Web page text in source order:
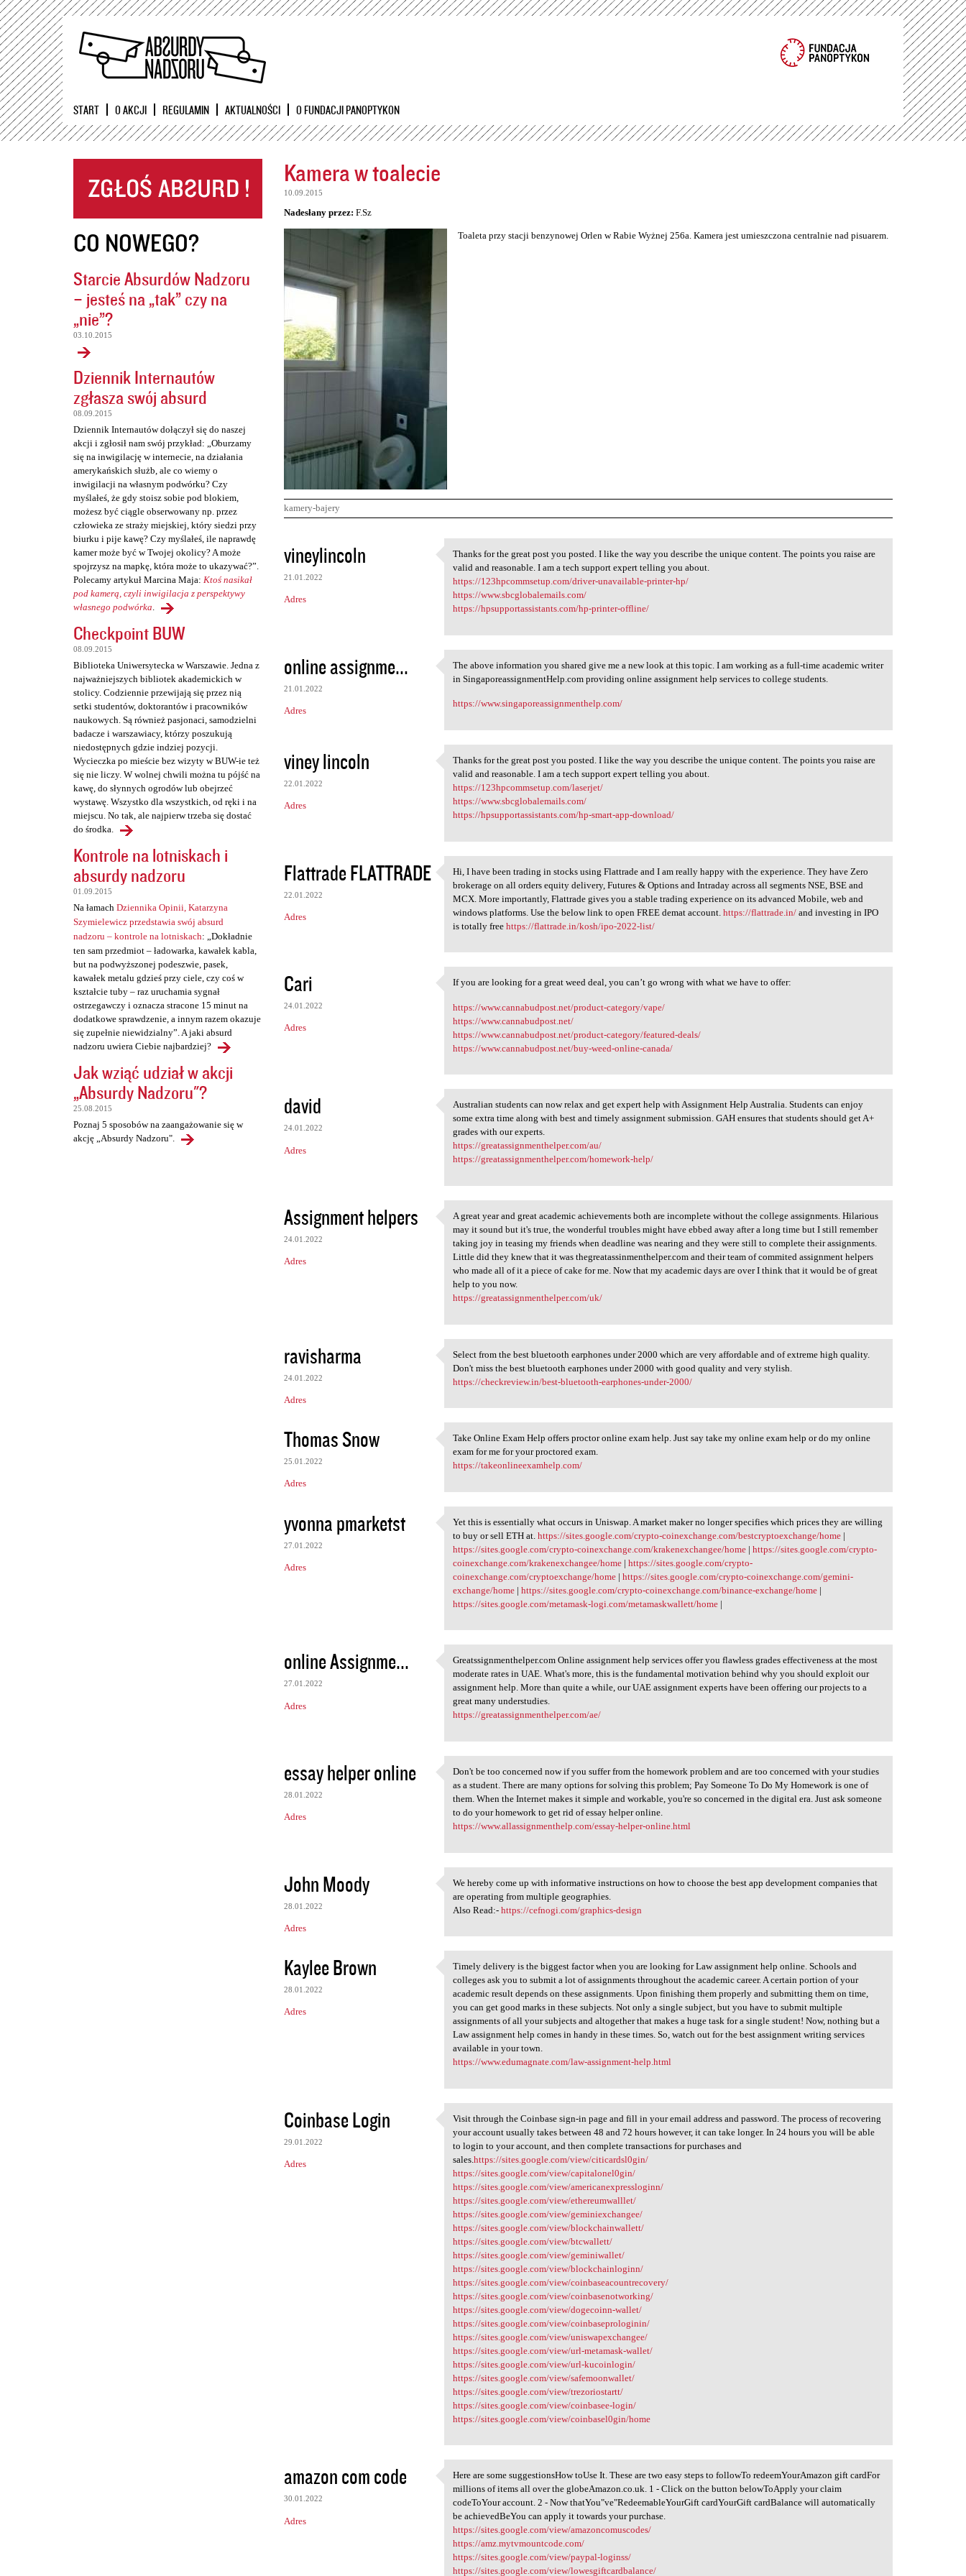
Przejdź
START O AKCJI REGULAMIN AKTUALNOŚCI O FUNDACJI PANOPTYKON
CO NOWEGO?
Starcie Absurdów Nadzoru
– jesteś na „tak” czy na
„nie”?
03.10.2015
Dziennik Internautów
zgłasza swój absurd
08.09.2015
Dziennik Internautów dołączył się do naszej
akcji i zgłosił nam swój przykład: „Oburzamy
się na inwigilację w internecie, na działania
amerykańskich służb, ale co wiemy o
inwigilacji na własnym podwórku? Czy
myślałeś, że gdy stoisz sobie pod blokiem,
możesz być ciągle obserwowany np. przez
człowieka ze straży miejskiej, który siedzi przy
biurku i pije kawę? Czy myślałeś, ile naprawdę
kamer może być w Twojej okolicy? A może
spojrzysz na mapkę, która może to ukazywać?”.
Polecamy artykuł Marcina Maja: Ktoś nasikał
pod kamerą, czyli inwigilacja z perspektywy
własnego podwórka.
Checkpoint BUW
08.09.2015
Biblioteka Uniwersytecka w Warszawie. Jedna z
najważniejszych bibliotek akademickich w
stolicy. Codziennie przewijają się przez nią
setki studentów, doktorantów i pracowników
naukowych. Są również pasjonaci, samodzielni
badacze i warszawiacy, którzy poszukują
niedostępnych gdzie indziej pozycji.
Wycieczka po mieście bez wizyty w BUW-ie też
się nie liczy. W wolnej chwili można tu pójść na
kawę, do słynnych ogrodów lub obejrzeć
wystawę. Wszystko dla wszystkich, od ręki i na
miejscu. No tak, ale najpierw trzeba się dostać
do środka.
Kontrole na lotniskach i
absurdy nadzoru
01.09.2015
Na łamach Dziennika Opinii, Katarzyna
Szymielewicz przedstawia swój absurd
nadzoru – kontrole na lotniskach: „Dokładnie
ten sam przedmiot – ładowarka, kawałek kabla,
but na podwyższonej podeszwie, pasek,
kawałek metalu gdzieś przy ciele, czy coś w
kształcie tuby – raz uruchamia sygnał
ostrzegawczy i oznacza stracone 15 minut na
dodatkowe sprawdzenie, a innym razem okazuje
się zupełnie niewidzialny”. A jaki absurd
nadzoru uwiera Ciebie najbardziej?
Jak wziąć udział w akcji
„Absurdy Nadzoru"?
25.08.2015
Poznaj 5 sposobów na zaangażowanie się w
akcję „Absurdy Nadzoru".
Kamera w toalecie
10.09.2015
Nadesłany przez: F.Sz
Toaleta przy stacji benzynowej Orlen w Rabie Wyżnej 256a. Kamera jest umieszczona centralnie nad pisuarem.
kamery-bajery
K
o
m
e
a
r
z
vineylincoln
21.01.2022
Adres
Thanks for the great post you
Thanks for the great post you posted. I like the way you describe the unique content. The points you raise are
valid and reasonable. I am a tech support expert telling you about.
https://123hpcommsetup.com/driver-unavailable-printer-hp/
https://www.sbcglobalemails.com/
https://hpsupportassistants.com/hp-printer-offline/
online assignme...
21.01.2022
Adres
The above information you
The above information you shared give me a new look at this topic. I am working as a full-time academic writer
in SingaporeassignmentHelp.com providing online assignment help services to college students.
https://www.singaporeassignmenthelp.com/
viney lincoln
22.01.2022
Adres
Thanks for the great post you
Thanks for the great post you posted. I like the way you describe the unique content. The points you raise are
valid and reasonable. I am a tech support expert telling you about.
https://123hpcommsetup.com/laserjet/
https://www.sbcglobalemails.com/
https://hpsupportassistants.com/hp-smart-app-download/
Flattrade FLATTRADE
22.01.2022
Adres
Hi, I have been trading in
Hi, I have been trading in stocks using Flattrade and I am really happy with the experience. They have Zero
brokerage on all orders equity delivery, Futures & Options and Intraday across all segments NSE, BSE and
MCX. More importantly, Flattrade gives you a stable trading experience on its advanced Mobile, web and
windows platforms. Use the below link to open FREE demat account.https://flattrade.in/ and investing in IPO
is totally freehttps://flattrade.in/kosh/ipo-2022-list/
Cari
24.01.2022
Adres
If you are looking for a
If you are looking for a great weed deal, you can’t go wrong with what we have to offer:
https://www.cannabudpost.net/product-category/vape/
https://www.cannabudpost.net/
https://www.cannabudpost.net/product-category/featured-deals/
https://www.cannabudpost.net/buy-weed-online-canada/
david
24.01.2022
Adres
Australian students can now
Australian students can now relax and get expert help with Assignment Help Australia. Students can enjoy
some extra time along with best and timely assignment submission. GAH ensures that students should get A+
grades with our experts.
https://greatassignmenthelper.com/au/
https://greatassignmenthelper.com/homework-help/
Assignment helpers
24.01.2022
Adres
A great year and great
A great year and great academic achievements both are incomplete without the college assignments. Hilarious
may it sound but it's true, the wonderful troubles might have ebbed away after a long time but I still remember
taking joy in teasing my friends when deadline was nearing and they were still to complete their assignments.
Little did they knew that it was thegreatassinmenthelper.com and their team of commited assignment helpers
who made all of it a piece of cake for me. Now that my academic days are over I think that it would be of great
help to you now.
https://greatassignmenthelper.com/uk/
ravisharma
24.01.2022
Adres
Select from the best
Select from the best bluetooth earphones under 2000 which are very affordable and of extreme high quality.
Don't miss the best bluetooth earphones under 2000 with good quality and very stylish.
https://checkreview.in/best-bluetooth-earphones-under-2000/
Thomas Snow
25.01.2022
Adres
Take Online Exam Help offers
Take Online Exam Help offers proctor online exam help. Just say take my online exam help or do my online
exam for me for your proctored exam.
https://takeonlineexamhelp.com/
yvonna pmarketst
27.01.2022
Adres
Yet this is essentially what
Yet this is essentially what occurs in Uniswap. A market maker no longer specifies which prices they are willing
to buy or sell ETH at.https://sites.google.com/crypto-coinexchange.com/bestcryptoexchange/home |
https://sites.google.com/crypto-coinexchange.com/krakenexchangee/home |https://sites.google.com/crypto-
coinexchange.com/krakenexchangee/home |https://sites.google.com/crypto-
coinexchange.com/cryptoexchange/home |https://sites.google.com/crypto-coinexchange.com/gemini-
exchange/home |https://sites.google.com/crypto-coinexchange.com/binance-exchange/home |
https://sites.google.com/metamask-logi.com/metamaskwallett/home |
online Assignme...
27.01.2022
Adres
Greatssignmenthelper.com
Greatssignmenthelper.com Online assignment help services offer you flawless grades effectiveness at the most
moderate rates in UAE. What's more, this is the fundamental motivation behind why you should exploit our
assignment help. More than quite a while, our UAE assignment experts have been offering our projects to a
great many understudies.
https://greatassignmenthelper.com/ae/
essay helper online
28.01.2022
Adres
Don't be too concerned now if
Don't be too concerned now if you suffer from the homework problem and are too concerned with your studies
as a student. There are many options for solving this problem; Pay Someone To Do My Homework is one of
them. When the Internet makes it simple and workable, you're so concerned in the digital era. Just ask someone
to do your homework to get rid of essay helper online.
https://www.allassignmenthelp.com/essay-helper-online.html
John Moody
28.01.2022
Adres
We hereby come up with
We hereby come up with informative instructions on how to choose the best app development companies that
are operating from multiple geographies.
Also Read:-https://cefnogi.com/graphics-design
Kaylee Brown
28.01.2022
Adres
Timely delivery is the
Timely delivery is the biggest factor when you are looking for Law assignment help online. Schools and
colleges ask you to submit a lot of assignments throughout the academic career. A certain portion of your
academic result depends on these assignments. Upon finishing them properly and submitting them on time,
you can get good marks in these subjects. Not only a single subject, but you have to submit multiple
assignments of all your subjects and altogether that makes a huge task for a single student! Now, nothing but a
Law assignment help comes in handy in these times. So, watch out for the best assignment writing services
available in your town.
https://www.edumagnate.com/law-assignment-help.html
Coinbase Login
29.01.2022
Adres
Visit through the Coinbase
Visit through the Coinbase sign-in page and fill in your email address and password. The process of recovering
your account usually takes between 48 and 72 hours however, it can take longer. In 24 hours you will be able
to login to your account, and then complete transactions for purchases and
sales.https://sites.google.com/view/citicardsl0gin/
https://sites.google.com/view/capitalonel0gin/
https://sites.google.com/view/americanexpressloginn/
https://sites.google.com/view/ethereumwalllet/
https://sites.google.com/view/geminiexchangee/
https://sites.google.com/view/blockchainwallett/
https://sites.google.com/view/btcwallett/
https://sites.google.com/view/geminiwallet/
https://sites.google.com/view/blockchainloginn/
https://sites.google.com/view/coinbaseacountrecovery/
https://sites.google.com/view/coinbasenotworking/
https://sites.google.com/view/dogecoinn-wallet/
https://sites.google.com/view/coinbaseprologinin/
https://sites.google.com/view/uniswapexchangee/
https://sites.google.com/view/url-metamask-wallet/
https://sites.google.com/view/url-kucoinlogin/
https://sites.google.com/view/safemoonwallet/
https://sites.google.com/view/trezoriostartt/
https://sites.google.com/view/coinbasee-login/
https://sites.google.com/view/coinbasel0gin/home
amazon com code
30.01.2022
Adres
Here are some suggestionsHow
Here are some suggestionsHow toUse It. These are two easy steps to followTo redeemYourAmazon gift cardFor
millions of items all over the globeAmazon.co.uk. 1 - Click on the button belowToApply your claim
codeToYour account. 2 - Now thatYou"ve"RedeemableYourGift cardYourGift cardBalance will automatically
be achievedBeYou can apply it towards your purchase.
https://sites.google.com/view/amazoncomuscodes/
https://amz.mytvmountcode.com/
https://sites.google.com/view/paypal-loginss/
https://sites.google.com/view/lowesgiftcardbalance/